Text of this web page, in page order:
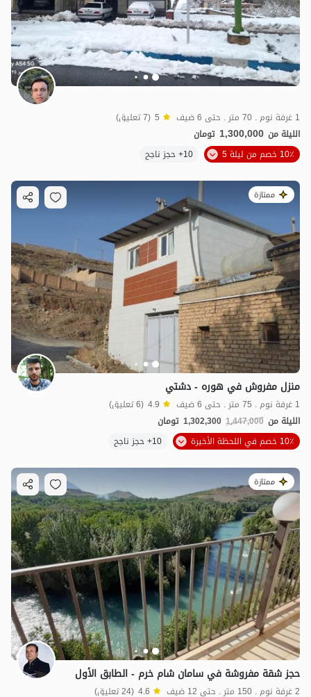
1 غرفة نوم . 70 متر . حتى 6 ضيف 5 (7 تعليق)
الليلة من 1,300,000 تومان
10٪ خصم من ليلة 5
10+ حجز ناجح
ممتازة
منزل مفروش في هوره - دشتي
1 غرفة نوم . 75 متر . حتى 6 ضيف 4.9 (6 تعليق)
الليلة من 1,447,000
1,302,300 تومان
10٪ خصم في اللحظة الأخيرة
10+ حجز ناجح
ممتازة
حجز شقة مفروشة في سامان شام خرم - الطابق الأول
2 غرفة نوم . 150 متر . حتى 12 ضيف 4.6 (24 تعليق)